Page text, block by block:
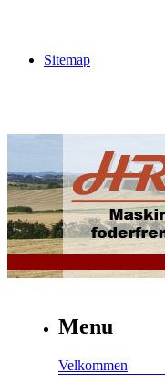
Sitemap
Menu
Velkommen